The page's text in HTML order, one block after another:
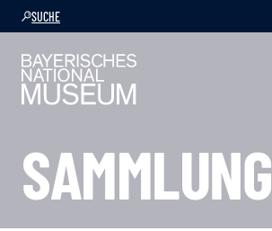
SUCHE
SAMMLUNG